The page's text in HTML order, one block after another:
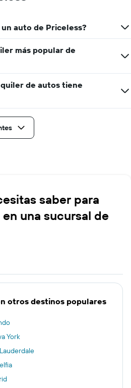
auto de Priceless?
más popular de
de autos tiene
saber para
una sucursal de
otros destinos populares
York